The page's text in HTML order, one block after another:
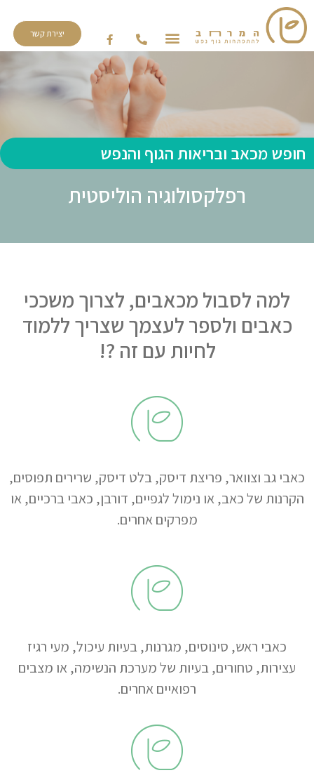
יצירת קשר
חופש מכאב ובריאות הגוף והנפש
רפלקסולוגיה הוליסטית
למה לסבול מכאבים, לצרוך משככי
כאבים ולספר לעצמך שצריך ללמוד
לחיות עם זה ?!
כאבי גב וצוואר, פריצת דיסק, בלט דיסק, שרירים תפוסים,
הקרנות של כאב, או נימול לגפיים, דורבן, כאבי ברכיים, או
מפרקים אחרים.
כאבי ראש, סינוסים, מגרנות, בעיות עיכול, מעי רגיז
עצירות, טחורים, בעיות של מערכת הנשימה, או מצבים
רפואיים אחרים.